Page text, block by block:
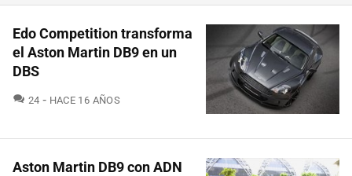
Edo Competition transforma
el Aston Martin DB9 en un
DBS
24 COMENTARIOS
HACE 16 AÑOS
Aston Martin DB9 con ADN